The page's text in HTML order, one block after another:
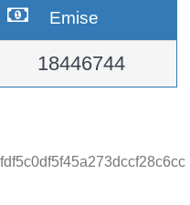
Emise
18446744